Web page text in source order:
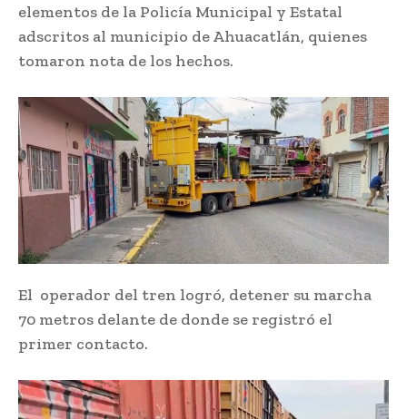
elementos de la Policía Municipal y Estatal
adscritos al municipio de Ahuacatlán, quienes
tomaron nota de los hechos.
El operador del tren logró, detener su marcha
70 metros delante de donde se registró el
primer contacto.